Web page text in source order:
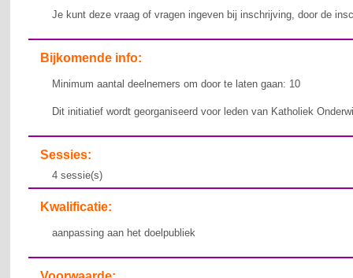
Je kunt deze vraag of vragen ingeven bij inschrijving, door de
Bijkomende info:
Minimum aantal deelnemers om door te laten gaan: 10
Dit initiatief wordt georganiseerd voor leden van Katholiek
Sessies:
4 sessie(s)
Kwalificatie:
aanpassing aan het doelpubliek